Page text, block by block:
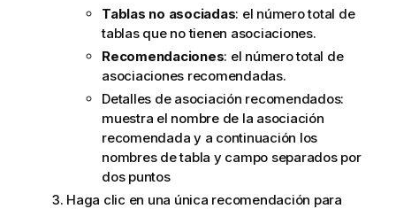
Tablas no asociadas: el número total de
tablas que no tienen asociaciones.
Recomendaciones: el número total de
asociaciones recomendadas.
Detalles de asociación recomendados:
muestra el nombre de la asociación
recomendada y a continuación los
nombres de tabla y campo separados por
dos puntos
Haga clic en una única recomendación para